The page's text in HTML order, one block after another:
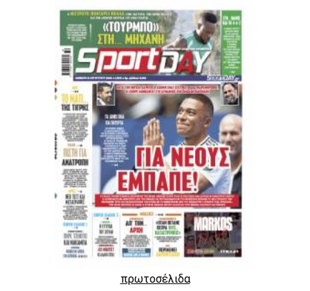
πρωτοσέλιδα